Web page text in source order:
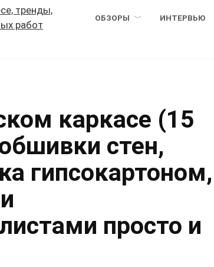
ОБЗОРЫ ИНТЕРВЬЮ
каркасе (15
стен,
гипсокартоном,
просто и